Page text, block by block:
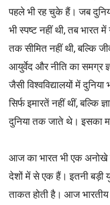
पहले भी रह चुके हैं। जब
भी स्पष्ट नहीं थी, तब भारत में
तक सीमित नहीं थी, बल्कि
आयुर्वेद और नीति का समग्र
जैसी विश्वविद्यालयों में
सिर्फ इमारतें नहीं थीं, बल्कि
दुनिया तक जाते थे। इसका
आज का भारत भी एक अनोखे
देशों में से एक हैं। इतनी बड़ी
ताकत होती है। आज भारतीय